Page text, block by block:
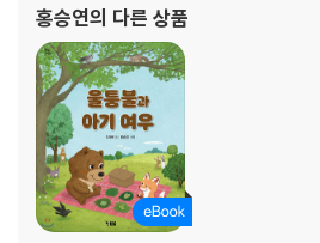
홍승연의 다른 상품